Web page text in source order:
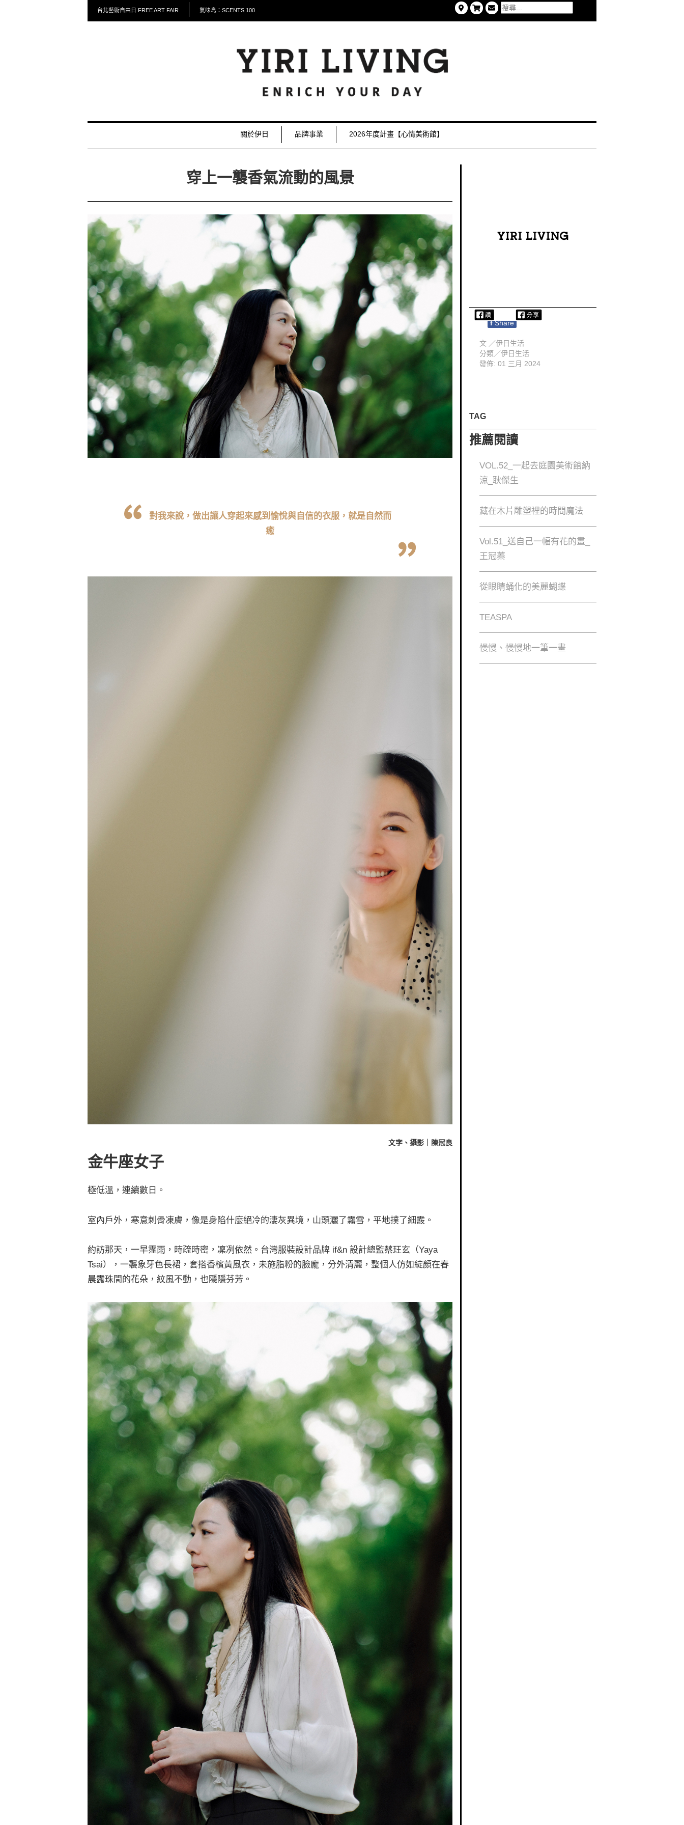
台北藝術自由日 FREE ART FAIR 氣味島：SCENTS 100
關於伊日 品牌事業 2026年度計畫【心情美術館】
穿上一襲香氣流動的風景
對我來說，做出讓人穿起來感到愉悅與自信的衣服，就是自然而
癒
文字、攝影｜陳冠良
金牛座女子
極低溫，連續數日。
室內戶外，寒意刺骨凍膚，像是身陷什麼絕冷的淒灰異境，山頭灑了霧雪，平地撲了細霰。
約訪那天，一早霪雨，時疏時密，凜冽依然。台灣服裝設計品牌 if&n 設計總監蔡玨玄（Yaya
Tsai），一襲象牙色長裙，套搭香檳黃風衣，未施脂粉的臉龐，分外清麗，整個人仿如綻顏在春
晨露珠間的花朵，紋風不動，也隱隱芬芳。
f Share
文 ／伊日生活
分類／伊日生活
發佈: 01 三月 2024
TAG
推薦閱讀
VOL.52_一起去庭園美術館納
涼_耿傑生
藏在木片雕塑裡的時間魔法
Vol.51_送自己一幅有花的畫_
王冠蓁
從眼睛蛹化的美麗蝴蝶
TEASPA
慢慢、慢慢地⼀筆⼀畫